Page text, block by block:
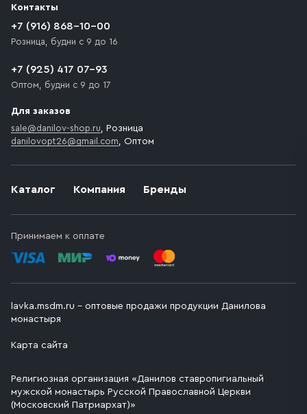
Каталог Компания Бренды
Принимаем к оплате
Контакты
+7 (916) 868-10-00
Розница, будни с 9 до 16
+7 (925) 417 07-93
Оптом, будни с 9 до 17
Для заказов
sale@danilov-shop.ru, Розница
danilovopt26@gmail.com, Оптом
lavka.msdm.ru – оптовые продажи продукции Данилова
монастыря
Карта сайта
Религиозная организация «Данилов ставропигиальный
мужской монастырь Русской Православной Церкви
(Московский Патриархат)»